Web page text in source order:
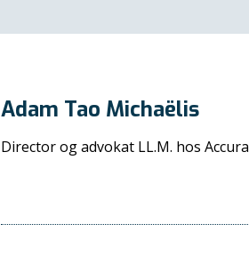
Adam Tao Michaëlis
Director og advokat LL.M. hos Accura